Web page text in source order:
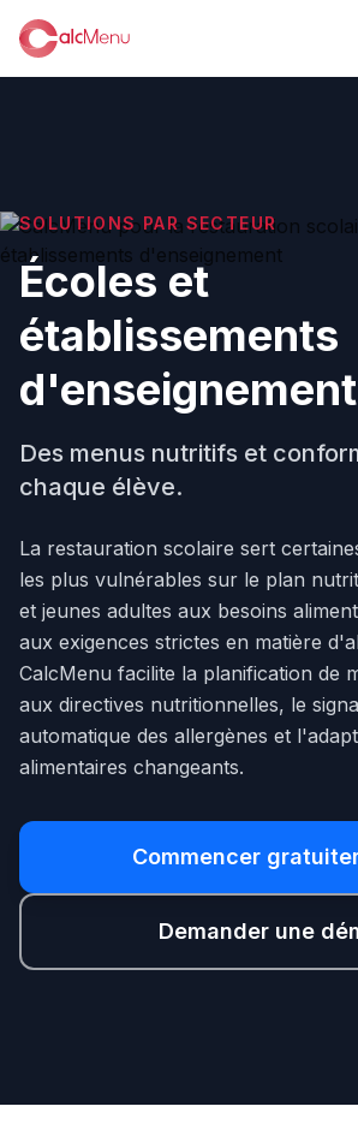
SOLUTIONS PAR SECTEUR
Écoles et
établissements
d'enseignement
Des menus nutritifs et
chaque élève.
La restauration scolaire sert
les plus vulnérables sur le plan
et jeunes adultes aux besoins
aux exigences strictes en matière
CalcMenu facilite la planification de
aux directives nutritionnelles, le
automatique des allergènes et
alimentaires changeants.
Commencer
Demander une